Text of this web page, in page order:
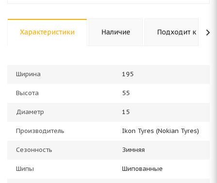
Характеристики Наличие Подходит к авто
Ширина 195
Высота 55
Диаметр 15
Производитель Ikon Tyres (Nokian Tyres)
Сезонность Зимняя
Шипы Шипованные